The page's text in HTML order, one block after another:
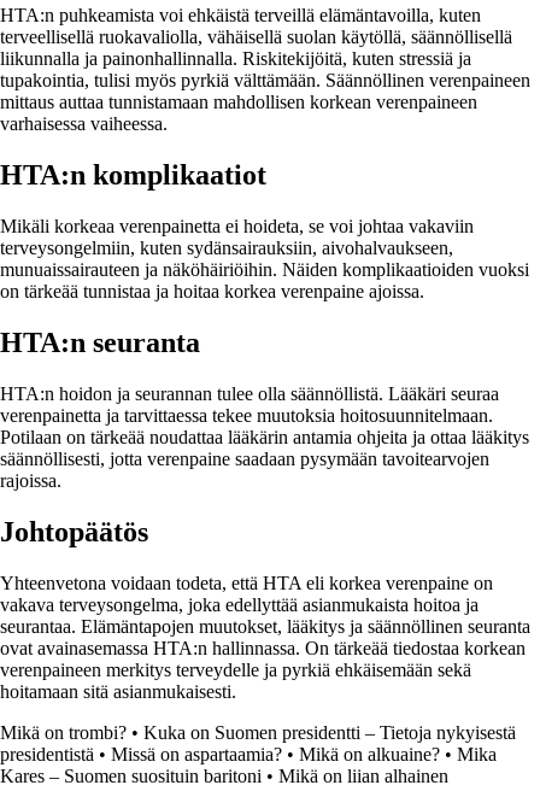
HTA:n puhkeamista voi ehkäistä terveillä elämäntavoilla, kuten
terveellisellä ruokavaliolla, vähäisellä suolan käytöllä, säännöllisellä
liikunnalla ja painonhallinnalla. Riskitekijöitä, kuten stressiä ja
tupakointia, tulisi myös pyrkiä välttämään. Säännöllinen verenpaineen
mittaus auttaa tunnistamaan mahdollisen korkean verenpaineen
varhaisessa vaiheessa.
HTA:n komplikaatiot
Mikäli korkeaa verenpainetta ei hoideta, se voi johtaa vakaviin
terveysongelmiin, kuten sydänsairauksiin, aivohalvaukseen,
munuaissairauteen ja näköhäiriöihin. Näiden komplikaatioiden vuoksi
on tärkeää tunnistaa ja hoitaa korkea verenpaine ajoissa.
HTA:n seuranta
HTA:n hoidon ja seurannan tulee olla säännöllistä. Lääkäri seuraa
verenpainetta ja tarvittaessa tekee muutoksia hoitosuunnitelmaan.
Potilaan on tärkeää noudattaa lääkärin antamia ohjeita ja ottaa lääkitys
säännöllisesti, jotta verenpaine saadaan pysymään tavoitearvojen
rajoissa.
Johtopäätös
Yhteenvetona voidaan todeta, että HTA eli korkea verenpaine on
vakava terveysongelma, joka edellyttää asianmukaista hoitoa ja
seurantaa. Elämäntapojen muutokset, lääkitys ja säännöllinen seuranta
ovat avainasemassa HTA:n hallinnassa. On tärkeää tiedostaa korkean
verenpaineen merkitys terveydelle ja pyrkiä ehkäisemään sekä
hoitamaan sitä asianmukaisesti.
Mikä on trombi? • Kuka on Suomen presidentti – Tietoja nykyisestä
presidentistä • Missä on aspartaamia? • Mikä on alkuaine? • Mika
Kares – Suomen suosituin baritoni • Mikä on liian alhainen